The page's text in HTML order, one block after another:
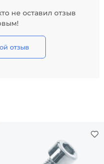
не оставил отзыв
отзыв